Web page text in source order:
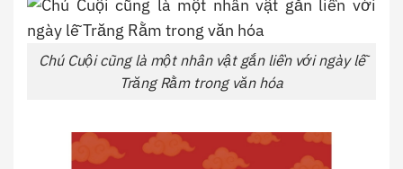
Chú Cuội cũng là một nhân vật gắn liền với ngày lễ
Trăng Rằm trong văn hóa